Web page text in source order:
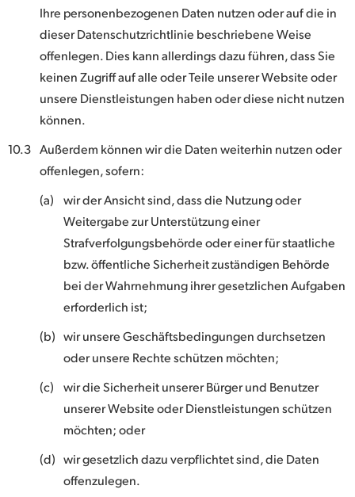
Ihre personenbezogenen Daten nutzen oder auf die in
dieser Datenschutzrichtlinie beschriebene Weise
offenlegen. Dies kann allerdings dazu führen, dass Sie
keinen Zugriff auf alle oder Teile unserer Website oder
unsere Dienstleistungen haben oder diese nicht nutzen
können.
10.3 Außerdem können wir die Daten weiterhin nutzen oder
offenlegen, sofern:
(a)
wir der Ansicht sind, dass die Nutzung oder
Weitergabe zur Unterstützung einer
Strafverfolgungsbehörde oder einer für staatliche
bzw. öffentliche Sicherheit zuständigen Behörde
bei der Wahrnehmung ihrer gesetzlichen Aufgaben
erforderlich ist;
(b) wir unsere Geschäftsbedingungen durchsetzen
oder unsere Rechte schützen möchten;
(c)
wir die Sicherheit unserer Bürger und Benutzer
unserer Website oder Dienstleistungen schützen
möchten; oder
(d) wir gesetzlich dazu verpflichtet sind, die Daten
offenzulegen.